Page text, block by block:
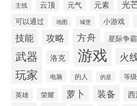
主线 云顶 元气 元素 光
可以通过 地图 城堡 小游戏
技能 攻略 方舟 星际争霸
武器 洛克 游戏 火
玩家 电脑 的人 的是 等级
英雄 荣耀 萝卜 装备